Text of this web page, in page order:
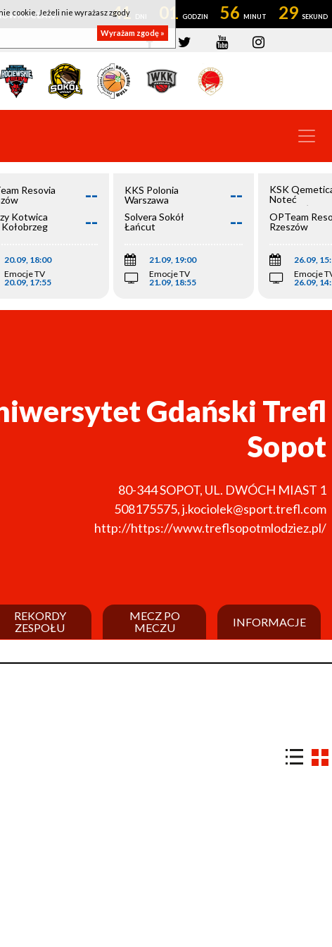
41 01 56 29
Resovia
--
Kotwica
--
20.09, 18:00
Emocje TV
20.09, 17:55
KKS Polonia
Warszawa
--
Solvera Sokół
Łańcut
--
21.09, 19:00
Emocje TV
21.09, 18:55
KSK
Noteć
Inowrocław
OPTeam
Rzeszów
26.09,
Emocje
26.09,
Gdański Trefl
Sopot
80-344SOPOT, UL. DWÓCH MIAST 1
508175575,j.kociolek@sport.trefl.com
http://https://www.treflsopotmlodziez.pl/
REKORDY
ZESPOŁU
MECZ PO
MECZU
INFORMACJE
cookie. Jeżeli nie wyrażasz zgody
Wyrażam zgodę »